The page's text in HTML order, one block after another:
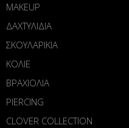
MAKEUP
ΔΑΧΤΥΛΙΔΙΑ
ΣΚΟΥΛΑΡΙΚΙΑ
ΚΟΛΙΕ
ΒΡΑΧΙΟΛΙΑ
PIERCING
CLOVER COLLECTION